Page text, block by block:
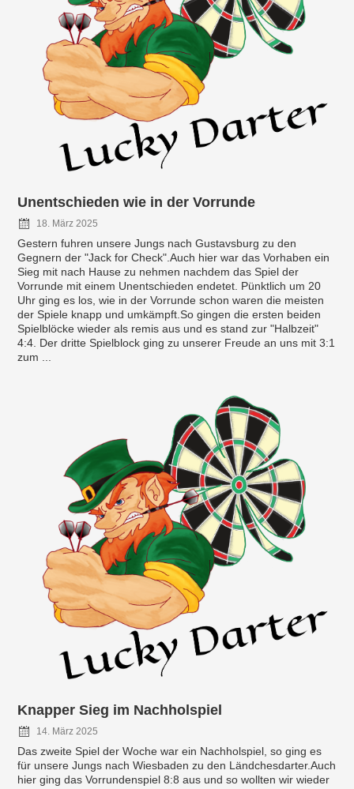
Unentschieden wie in der Vorrunde
18. März 2025
Gestern fuhren unsere Jungs nach Gustavsburg zu den
Gegnern der "Jack for Check".Auch hier war das Vorhaben ein
Sieg mit nach Hause zu nehmen nachdem das Spiel der
Vorrunde mit einem Unentschieden endetet. Pünktlich um 20
Uhr ging es los, wie in der Vorrunde schon waren die meisten
der Spiele knapp und umkämpft.So gingen die ersten beiden
Spielblöcke wieder als remis aus und es stand zur "Halbzeit"
4:4. Der dritte Spielblock ging zu unserer Freude an uns mit 3:1
zum ...
Knapper Sieg im Nachholspiel
14. März 2025
Das zweite Spiel der Woche war ein Nachholspiel, so ging es
für unsere Jungs nach Wiesbaden zu den Ländchesdarter.Auch
hier ging das Vorrundenspiel 8:8 aus und so wollten wir wieder